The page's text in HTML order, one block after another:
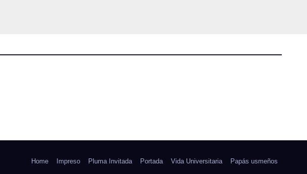
Home Impreso Pluma Invitada Portada Vida Universitaria Papás usmeños